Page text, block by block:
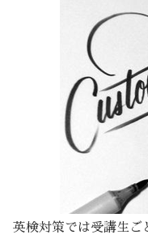
英検対策では受講生ご